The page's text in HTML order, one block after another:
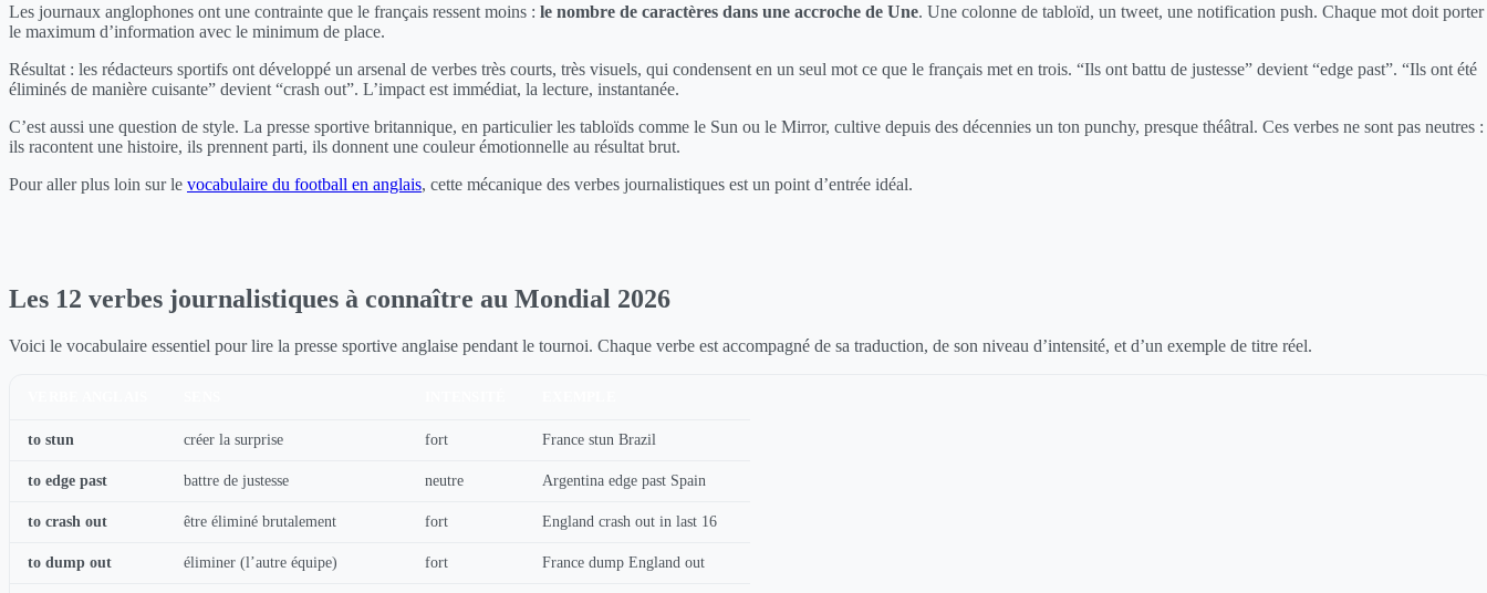
Les journaux anglophones ont une contrainte que le français ressent moins : le nombre de caractères dans une accroche de Une. Une colonne de tabloïd, un tweet, une notification push. Chaque mot doit porter
le maximum d’information avec le minimum de place.
Résultat : les rédacteurs sportifs ont développé un arsenal de verbes très courts, très visuels, qui condensent en un seul mot ce que le français met en trois. “Ils ont battu de justesse” devient “edge past”. “Ils ont été
éliminés de manière cuisante” devient “crash out”. L’impact est immédiat, la lecture, instantanée.
C’est aussi une question de style. La presse sportive britannique, en particulier les tabloïds comme le Sun ou le Mirror, cultive depuis des décennies un ton punchy, presque théâtral. Ces verbes ne sont pas neutres :
ils racontent une histoire, ils prennent parti, ils donnent une couleur émotionnelle au résultat brut.
Pour aller plus loin sur le vocabulaire du football en anglais, cette mécanique des verbes journalistiques est un point d’entrée idéal.
Les 12 verbes journalistiques à connaître au Mondial 2026
Voici le vocabulaire essentiel pour lire la presse sportive anglaise pendant le tournoi. Chaque verbe est accompagné de sa traduction, de son niveau d’intensité, et d’un exemple de titre réel.
to stun créer la surprise fort France stun Brazil
to edge past battre de justesse neutre Argentina edge past Spain
to crash out être éliminé brutalement fort England crash out in last 16
to dump out éliminer (l’autre équipe) fort France dump England out